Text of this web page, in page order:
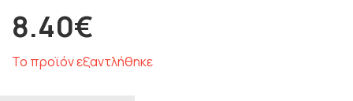
8.40€
Το προϊόν εξαντλήθηκε